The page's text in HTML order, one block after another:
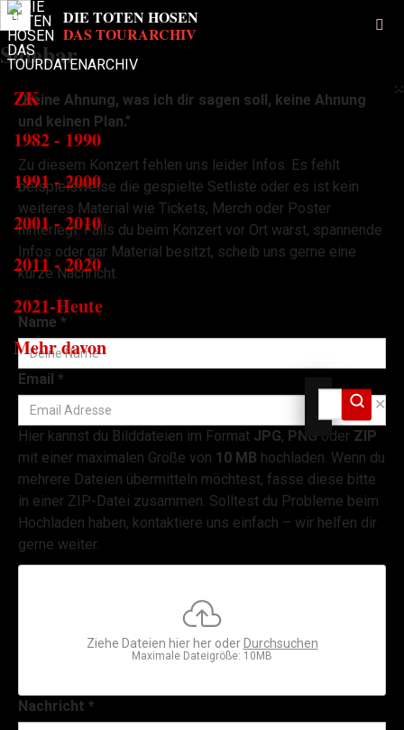
Sidebar
×
ZK
1982 - 1990
1991 - 2000
2001 - 2010
2011 - 2020
2021-Heute
Mehr davon
✕
"Keine Ahnung, was ich dir sagen soll, keine Ahnung
und keinen Plan."
Zu diesem Konzert fehlen uns leider Infos. Es fehlt
beispielsweise die gespielte Setliste oder es ist kein
weiteres Material wie Tickets, Merch oder Poster
hinterlegt. Falls du beim Konzert vor Ort warst, spannende
Infos oder gar Material besitzt, scheib uns gerne eine
kurze Nachricht.
Name *
Email *
Hier kannst du Bilddateien im Format JPG, PNG oder ZIP
mit einer maximalen Größe von 10 MB hochladen. Wenn du
mehrere Dateien übermitteln möchtest, fasse diese bitte
in einer ZIP-Datei zusammen. Solltest du Probleme beim
Hochladen haben, kontaktiere uns einfach – wir helfen dir
gerne weiter.
Ziehe Dateien hier her oderDurchsuchen
Maximale Dateigröße: 10MB
Nachricht *